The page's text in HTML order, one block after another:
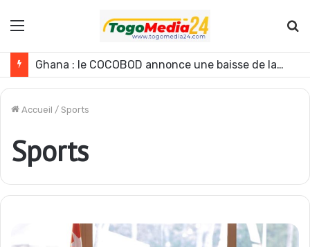
Menu
Ghana : le COCOBOD annonce une baisse de la production de cacao pour la campagne 2026-2027
Accueil / Sports
Sports